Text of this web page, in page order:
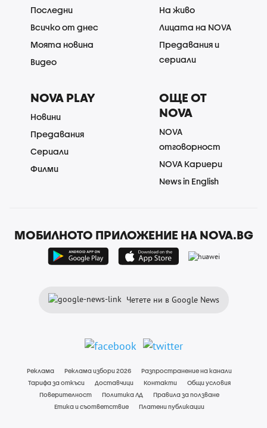
Последни
Всичко от днес
Моята новина
Видео
На живо
Лицата на NOVA
Предавания и
сериали
NOVA PLAY
Новини
Предавания
Сериали
Филми
ОЩЕ ОТ
NOVA
NOVA
отговорност
NOVA Кариери
News in English
МОБИЛНОТО ПРИЛОЖЕНИЕ НА NOVA.BG
Четете ни в Google News
Реклама Реклама избори 2026
Разпространение на канали
Тарифа за откъси
Доставчици Контакти
Общи условия
Поверителност
Политика ЛД
Правила за ползване
Етика и съответствие
Платени публикации